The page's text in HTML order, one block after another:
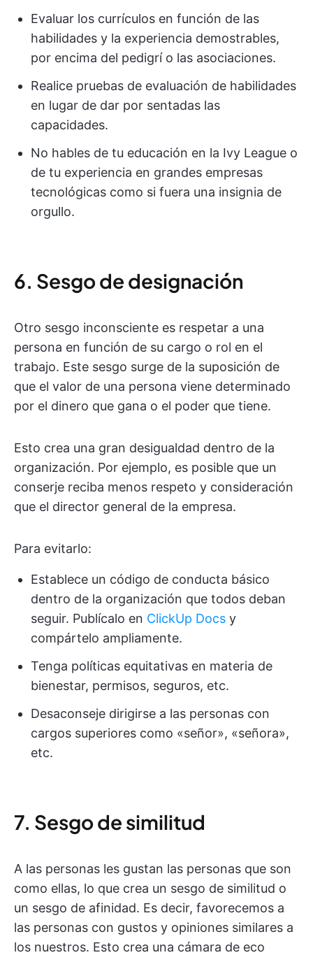
Evaluar los currículos en función de las
habilidades y la experiencia demostrables,
por encima del pedigrí o las asociaciones.
Realice pruebas de evaluación de habilidades
en lugar de dar por sentadas las
capacidades.
No hables de tu educación en la Ivy League o
de tu experiencia en grandes empresas
tecnológicas como si fuera una insignia de
orgullo.
6. Sesgo de designación
Otro sesgo inconsciente es respetar a una
persona en función de su cargo o rol en el
trabajo. Este sesgo surge de la suposición de
que el valor de una persona viene determinado
por el dinero que gana o el poder que tiene.
Esto crea una gran desigualdad dentro de la
organización. Por ejemplo, es posible que un
conserje reciba menos respeto y consideración
que el director general de la empresa.
Para evitarlo:
Establece un código de conducta básico
dentro de la organización que todos deban
seguir. Publícalo en ClickUp Docs y
compártelo ampliamente.
Tenga políticas equitativas en materia de
bienestar, permisos, seguros, etc.
Desaconseje dirigirse a las personas con
cargos superiores como «señor», «señora»,
etc.
7. Sesgo de similitud
A las personas les gustan las personas que son
como ellas, lo que crea un sesgo de similitud o
un sesgo de afinidad. Es decir, favorecemos a
las personas con gustos y opiniones similares a
los nuestros. Esto crea una cámara de eco